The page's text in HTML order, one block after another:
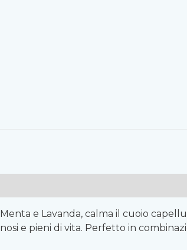
e Lavanda, calma il cuoio
e pieni di vita. Perfetto in